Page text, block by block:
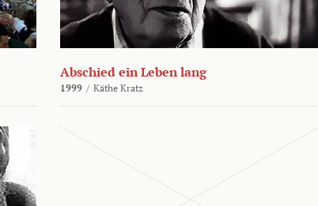
Abschied ein Leben lang
1999 / Käthe Kratz